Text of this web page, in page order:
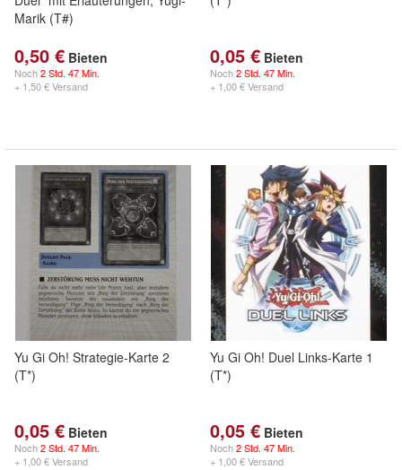
Marik (T#)
0,50 € Bieten
Noch2 Std. 47 Min.
+ 1,50 € Versand
0,05 € Bieten
Noch2 Std. 47 Min.
+ 1,00 € Versand
Yu Gi Oh! Strategie-Karte 2
(T*)
0,05 € Bieten
Noch2 Std. 47 Min.
+ 1,00 € Versand
Yu Gi Oh! Duel Links-Karte 1
(T*)
0,05 € Bieten
Noch2 Std. 47 Min.
+ 1,00 € Versand